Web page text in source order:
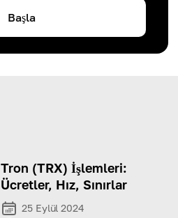
Başla
Tron (TRX) İşlemleri:
Ücretler, Hız, Sınırlar
25 Eylül 2024